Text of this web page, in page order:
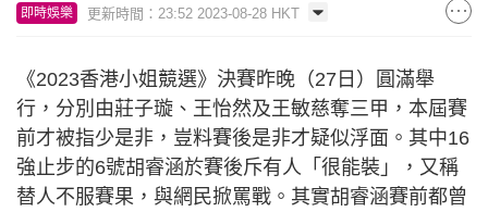
即時娛樂 更新時間：23:52 2023-08-28 HKT
《2023香港小姐競選》決賽昨晚（27日）圓滿舉
行，分別由莊子璇、王怡然及王敏慈奪三甲，本屆賽
前才被指少是非，豈料賽後是非才疑似浮面。其中16
強止步的6號胡睿涵於賽後斥有人「很能裝」，又稱
替人不服賽果，與網民掀罵戰。其實胡睿涵賽前都曾